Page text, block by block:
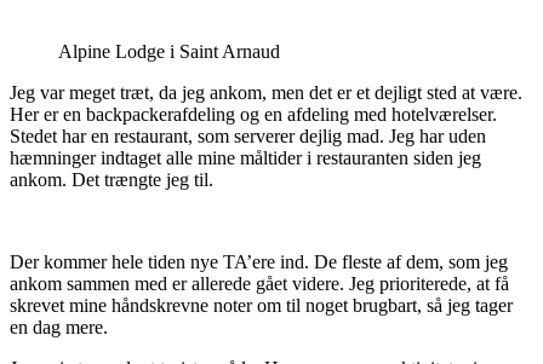
Alpine Lodge i Saint Arnaud
Jeg var meget træt, da jeg ankom, men det er et dejligt sted at være.
Her er en backpackerafdeling og en afdeling med hotelværelser.
Stedet har en restaurant, som serverer dejlig mad. Jeg har uden
hæmninger indtaget alle mine måltider i restauranten siden jeg
ankom. Det trængte jeg til.
Der kommer hele tiden nye TA’ere ind. De fleste af dem, som jeg
ankom sammen med er allerede gået videre. Jeg prioriterede, at få
skrevet mine håndskrevne noter om til noget brugbart, så jeg tager
en dag mere.